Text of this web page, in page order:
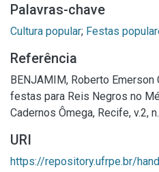
Palavras-chave
Cultura popular; Festas
Referência
BENJAMIM, Roberto Emerson
festas para Reis Negros no
Cadernos Ômega, Recife, v.2,
URI
https://repository.ufrpe.br/